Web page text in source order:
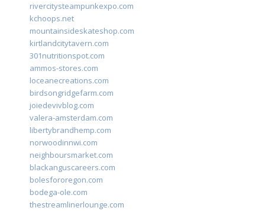
rivercitysteampunkexpo.com
kchoops.net
mountainsideskateshop.com
kirtlandcitytavern.com
301nutritionspot.com
ammos-stores.com
loceanecreations.com
birdsongridgefarm.com
joiedevivblog.com
valera-amsterdam.com
libertybrandhemp.com
norwoodinnwi.com
neighboursmarket.com
blackanguscareers.com
bolesfororegon.com
bodega-ole.com
thestreamlinerlounge.com